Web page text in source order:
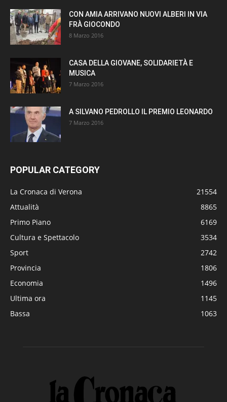
CON AMIA ARRIVANO NUOVI ALBERI IN VIA
FRÀ GIOCONDO
8 Marzo 2016
CASA DELLA GIOVANE, SOLIDARIETÀ E
MUSICA
7 Marzo 2016
A SILVANO PEDROLLO IL PREMIO LEONARDO
7 Marzo 2016
POPULAR CATEGORY
La Cronaca di Verona
21554
Attualità
8865
Primo Piano
6169
Cultura e Spettacolo
3534
Sport
2742
Provincia
1806
Economia
1496
Ultima ora
1145
Bassa
1063